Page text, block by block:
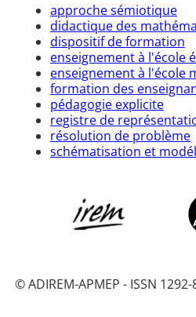
approche sémiotique
didactique des
dispositif de formation
enseignement à l'école
enseignement à l'école
formation des
pédagogie explicite
registre de
résolution de problème
schématisation et
© ADIREM-APMEP - ISSN